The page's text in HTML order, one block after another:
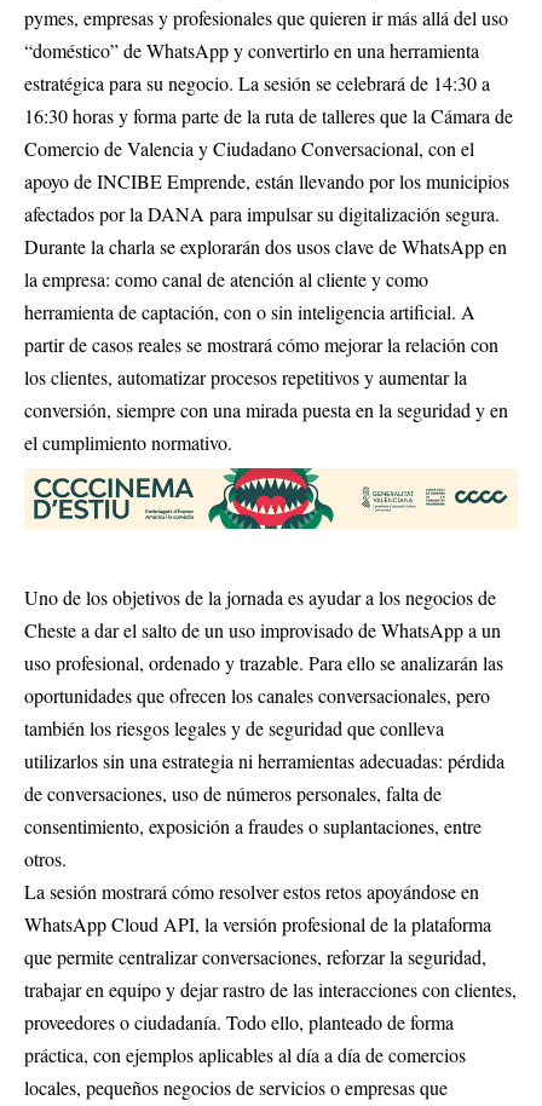
pymes, empresas y profesionales que quieren ir más allá del uso
“doméstico” de WhatsApp y convertirlo en una herramienta
estratégica para su negocio. La sesión se celebrará de 14:30 a
16:30 horas y forma parte de la ruta de talleres que la Cámara de
Comercio de Valencia y Ciudadano Conversacional, con el
apoyo de INCIBE Emprende, están llevando por los municipios
afectados por la DANA para impulsar su digitalización segura.
Durante la charla se explorarán dos usos clave de WhatsApp en
la empresa: como canal de atención al cliente y como
herramienta de captación, con o sin inteligencia artificial. A
partir de casos reales se mostrará cómo mejorar la relación con
los clientes, automatizar procesos repetitivos y aumentar la
conversión, siempre con una mirada puesta en la seguridad y en
el cumplimiento normativo.
Uno de los objetivos de la jornada es ayudar a los negocios de
Cheste a dar el salto de un uso improvisado de WhatsApp a un
uso profesional, ordenado y trazable. Para ello se analizarán las
oportunidades que ofrecen los canales conversacionales, pero
también los riesgos legales y de seguridad que conlleva
utilizarlos sin una estrategia ni herramientas adecuadas: pérdida
de conversaciones, uso de números personales, falta de
consentimiento, exposición a fraudes o suplantaciones, entre
otros.
La sesión mostrará cómo resolver estos retos apoyándose en
WhatsApp Cloud API, la versión profesional de la plataforma
que permite centralizar conversaciones, reforzar la seguridad,
trabajar en equipo y dejar rastro de las interacciones con clientes,
proveedores o ciudadanía. Todo ello, planteado de forma
práctica, con ejemplos aplicables al día a día de comercios
locales, pequeños negocios de servicios o empresas que